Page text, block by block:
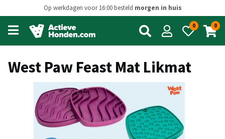
Op werkdagen voor 16:00 besteld morgen in huis
Open
main
menu
0 0
West Paw Feast Mat Likmat